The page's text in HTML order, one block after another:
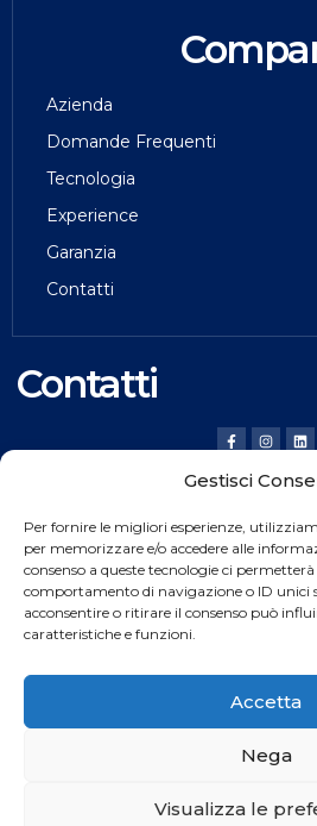
Gestisci
Per fornire le migliori esperienze,
per memorizzare e/o accedere alle
consenso a queste tecnologie ci
comportamento di navigazione o ID unici
acconsentire o ritirare il consenso può
caratteristiche e funzioni.
Accetta
Nega
Visualizza le
Azienda
Domande Frequenti
Tecnologia
Experience
Garanzia
Contatti
Contatti
HILDING ANDERS ITALY SRL
Via Verona, 20 36020 Pove del
Tel.+39 0424 8008
Fax +39 0424 800926
Catalogo Prodotti